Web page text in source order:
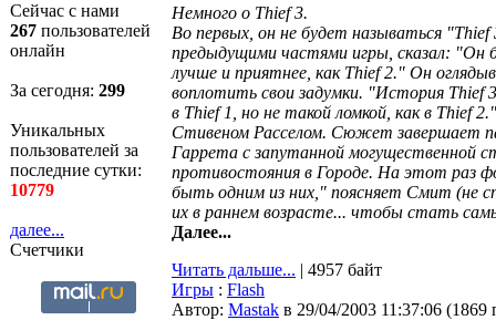
Сейчас с нами
267 пользователей
онлайн
За сегодня: 299
Уникальных
пользователей за
последние сутки:
10779
далее...
Счетчики
Немного о Thief 3.
Во первых, он не будет называться
предыдущими частями игры, сказал: "Он
лучше и приятнее, как Thief 2." Он
воплотить свои задумки. "История Thief
в Thief 1, но не такой ломкой, как в Thief
Стивеном Расселом. Сюжет завершает
Гаррета с запутанной могущественной
противостояния в Городе. На этот раз
быть одним из них," поясняет Смит (не
их в раннем возрасте... чтобы стать
Далее...
Читать дальше... | 4957 байт
Игры : Flash
Автор: Мastak в 29/04/2003 11:37:06 (1869